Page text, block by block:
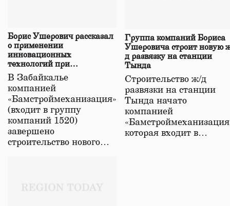
Борис Ушерович рассказал
о применении
инновационных
технологий при
строительстве нового моста
в Забайкалье
В Забайкалье
компанией
«Бамстроймеханизация»
(входит в группу
компаний 1520)
завершено
строительство нового…
Группа компаний Бориса
Ушеровича строит новую
д развязку на станции
Тында
Строительство ж/д
развязки на станции
Тында начато
компанией
которая входит в…